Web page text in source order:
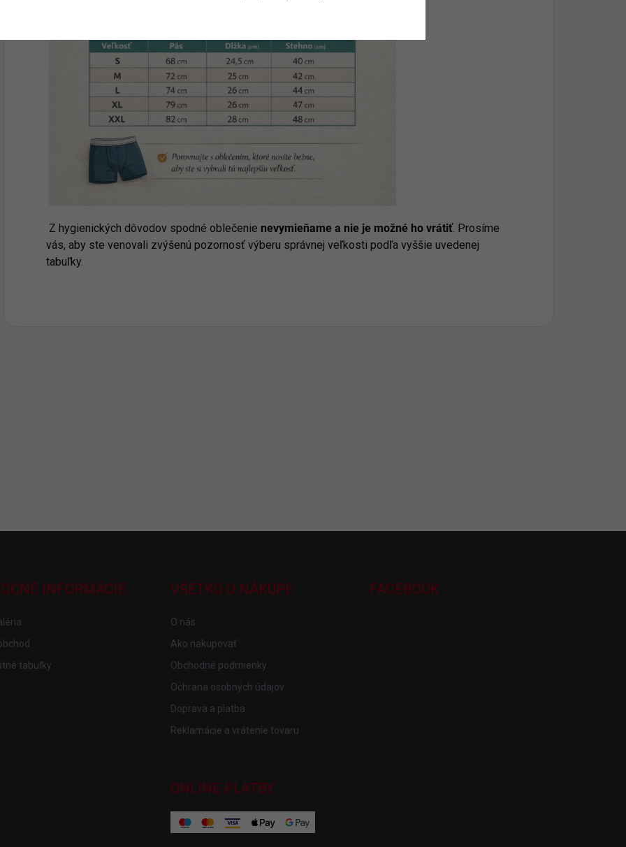
Z hygienických dôvodov spodné oblečenie nevymieňame a nie je možné ho vrátiť. Prosíme
vás, aby ste venovali zvýšenú pozornosť výberu správnej veľkosti podľa vyššie uvedenej
tabuľky.
INFORMÁCIE
tabuľky
VŠETKO O NÁKUPE
O nás
Ako nakupovať
Obchodné podmienky
Ochrana osobných údajov
Doprava a platba
Reklamácie a vrátenie tovaru
ONLINE PLATBY
FACEBOOK